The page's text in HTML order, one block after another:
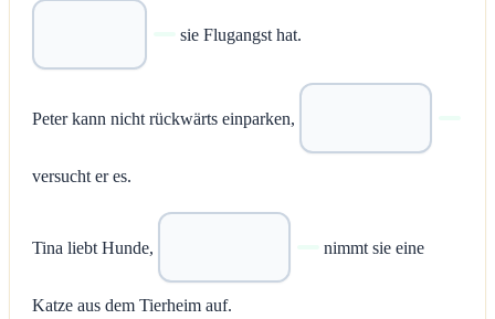
sie Flugangst hat.
Peter kann nicht rückwärts einparken,
versucht er es.
Tina liebt Hunde, nimmt sie eine
Katze aus dem Tierheim auf.